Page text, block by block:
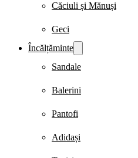
Căciuli și Mănuși
Geci
Încălțăminte
Sandale
Balerini
Pantofi
Adidași